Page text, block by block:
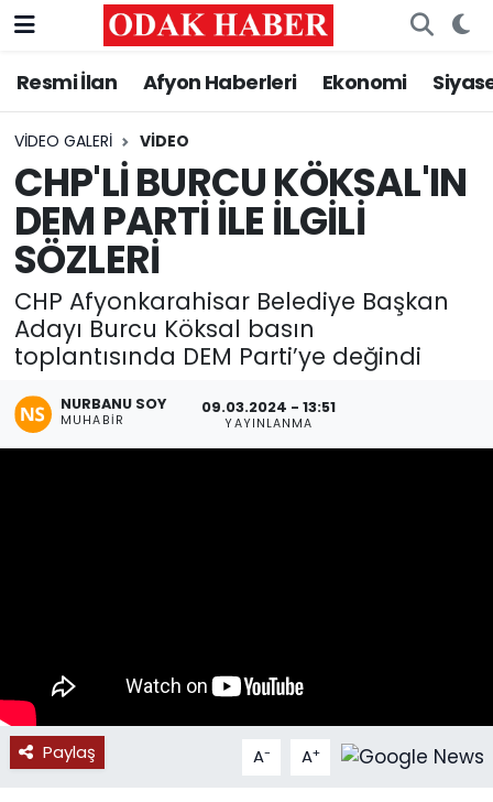
Resmi İlan Afyon Haberleri Ekonomi
VIDEO GALERI VIDEO
CHP'Lİ BURCU KÖKSAL'IN
DEM PARTİ İLE İLGİLİ
SÖZLERİ
CHP Afyonkarahisar Belediye Başkan
Adayı Burcu Köksal basın
toplantısında DEM Parti’ye değindi
NURBANU SOY
MUHABIR
09.03.2024 - 13:51
YAYINLANMA
Paylaş A- A+
AFYONKARAHİSAR HABERLERİ
Resmi İlan
ASAYİŞ
GÜNCEL
SİYASET
EĞİTİM
MAGAZİN
Nöbetçi Eczaneler
Hava Durumu
Trafik Durumu
Süper Lig Puan Durumu ve Fikstür
Tüm Manşetler
Son Dakika Haberleri
Haber Arşivi